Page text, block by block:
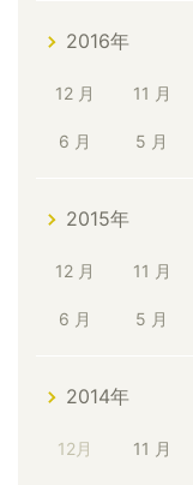
2016年
12 月 11 月
6 月 5 月
2015年
12 月 11 月
6 月 5 月
2014年
12月 11 月